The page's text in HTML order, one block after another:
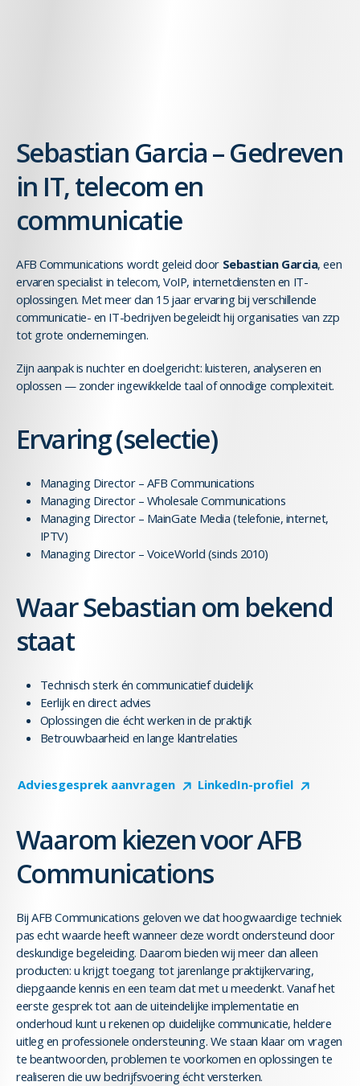
Sebastian Garcia – Gedreven
in IT, telecom en
communicatie
AFB Communications wordt geleid door Sebastian Garcia, een
ervaren specialist in telecom, VoIP, internetdiensten en IT-
oplossingen. Met meer dan 15 jaar ervaring bij verschillende
communicatie- en IT-bedrijven begeleidt hij organisaties van zzp
tot grote ondernemingen.
Zijn aanpak is nuchter en doelgericht: luisteren, analyseren en
oplossen — zonder ingewikkelde taal of onnodige complexiteit.
Ervaring (selectie)
Managing Director – AFB Communications
Managing Director – Wholesale Communications
Managing Director – MainGate Media (telefonie, internet,
IPTV)
Managing Director – VoiceWorld (sinds 2010)
Waar Sebastian om bekend
staat
Technisch sterk én communicatief duidelijk
Eerlijk en direct advies
Oplossingen die écht werken in de praktijk
Betrouwbaarheid en lange klantrelaties
Adviesgesprek aanvragen LinkedIn-profiel
Waarom kiezen voor AFB
Communications
Bij AFB Communications geloven we dat hoogwaardige techniek
pas echt waarde heeft wanneer deze wordt ondersteund door
deskundige begeleiding. Daarom bieden wij meer dan alleen
producten: u krijgt toegang tot jarenlange praktijkervaring,
diepgaande kennis en een team dat met u meedenkt. Vanaf het
eerste gesprek tot aan de uiteindelijke implementatie en
onderhoud kunt u rekenen op duidelijke communicatie, heldere
uitleg en professionele ondersteuning. We staan klaar om vragen
te beantwoorden, problemen te voorkomen en oplossingen te
realiseren die uw bedrijfsvoering écht versterken.